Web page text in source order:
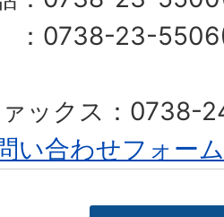
0738-23-5506(
ァックス：0738-
い合わせフォーム